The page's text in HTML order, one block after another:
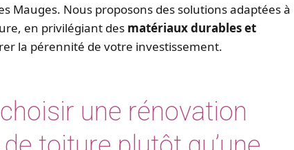
Mauges. Nous proposons des solutions adaptées à
en privilégiant des matériaux durables et
la pérennité de votre investissement.
une rénovation